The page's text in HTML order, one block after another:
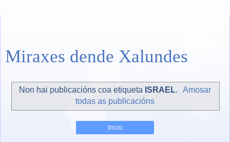
Miraxes dende Xalundes
Non hai publicacións coa etiqueta ISRAEL.
Amosar
todas as publicacións
Inicio